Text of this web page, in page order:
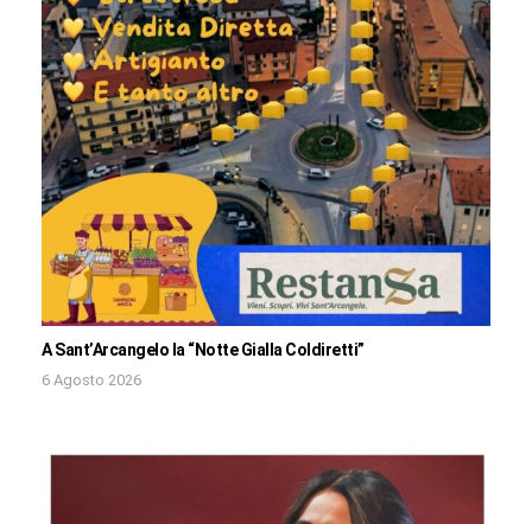
A Sant’Arcangelo la “Notte Gialla Coldiretti”
6 Agosto 2026